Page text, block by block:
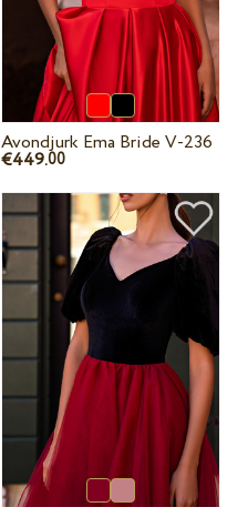
Avondjurk Ema Bride V-236
€449.00